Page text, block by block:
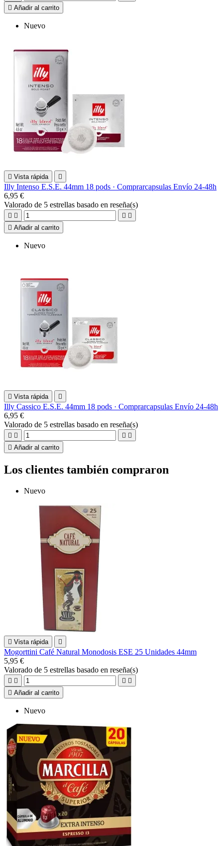
 Añadir al carrito
Nuevo
 Vista rápida 
Illy Intenso E.S.E. 44mm 18 pods · Comprarcapsulas Envío 24-48h
6,95 €
Valorado de 5 estrellas basado en reseña(s)
   
 Añadir al carrito
Nuevo
 Vista rápida 
Illy Cassico E.S.E. 44mm 18 pods · Comprarcapsulas Envío 24-48h
6,95 €
Valorado de 5 estrellas basado en reseña(s)
   
 Añadir al carrito
Los clientes también compraron
Nuevo
 Vista rápida 
Mogorttini Café Natural Monodosis ESE 25 Unidades 44mm
5,95 €
Valorado de 5 estrellas basado en reseña(s)
   
 Añadir al carrito
Nuevo